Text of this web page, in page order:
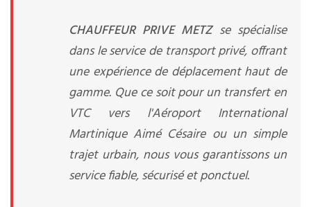
CHAUFFEUR PRIVE METZ se spécialise
dans le service de transport privé, offrant
une expérience de déplacement haut de
gamme. Que ce soit pour un transfert en
VTC vers l'Aéroport International
Martinique Aimé Césaire ou un simple
trajet urbain, nous vous garantissons un
service fiable, sécurisé et ponctuel.